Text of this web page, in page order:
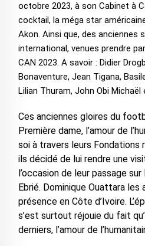
octobre 2023, à son Cabinet à
cocktail, la méga star
Akon. Ainsi que, des anciennes
international, venues prendre
CAN 2023. A savoir : Didier
Bonaventure, Jean Tigana,
Lilian Thuram, John Obi Michaël
Ces anciennes gloires du
Première dame, l’amour de
soi à travers leurs Fondations
ils décidé de lui rendre une
l’occasion de leur passage
Ebrié. Dominique Ouattara les
présence en Côte d’Ivoire.
s’est surtout réjouie du fait
derniers, l’amour de